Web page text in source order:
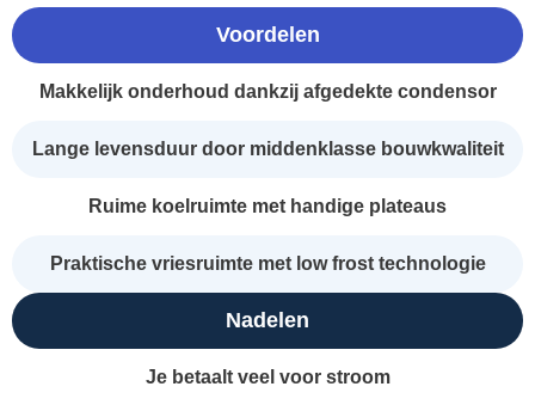
Voordelen
Makkelijk onderhoud dankzij afgedekte condensor
Lange levensduur door middenklasse bouwkwaliteit
Ruime koelruimte met handige plateaus
Praktische vriesruimte met low frost technologie
Nadelen
Je betaalt veel voor stroom